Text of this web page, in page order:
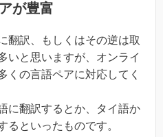
が豊富
翻訳、もしくはその逆は取
いと思いますが、オンライ
くの言語ペアに対応してく
に翻訳するとか、タイ語か
るといったものです。